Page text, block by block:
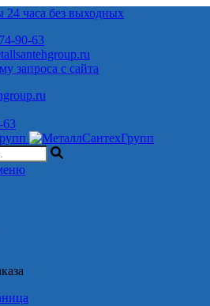
часа без выходных
90-63
запроса с сайта
63